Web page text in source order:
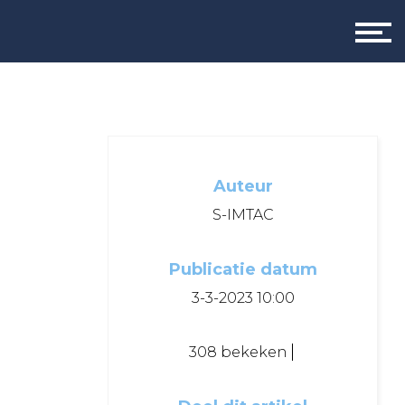
Auteur
S-IMTAC
Publicatie datum
3-3-2023 10:00
308 bekeken